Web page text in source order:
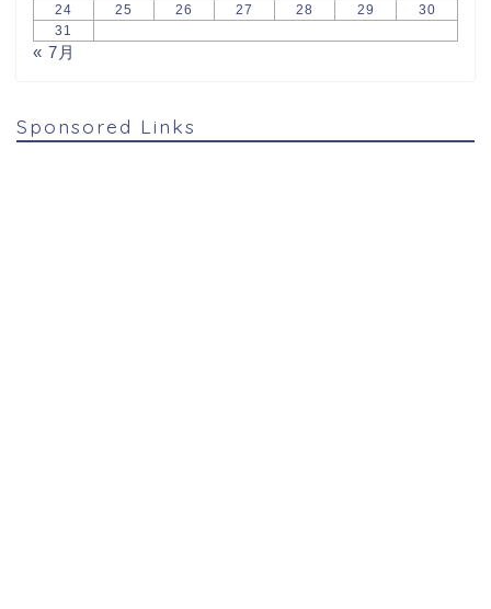
24
25 26 27 28 29
30
31
« 7月
Sponsored Links